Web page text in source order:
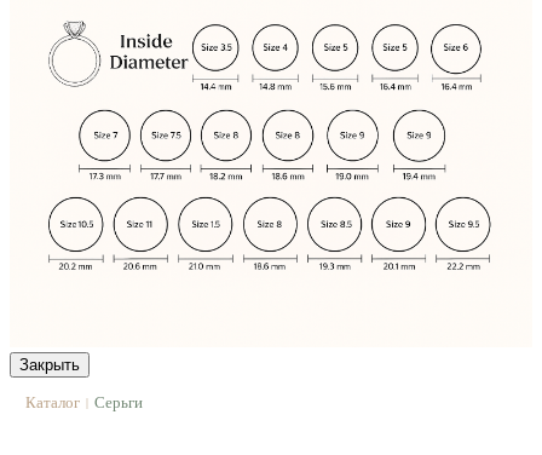
Закрыть
Каталог | Серьги